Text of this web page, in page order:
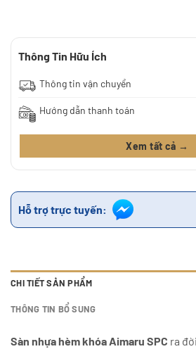
Thông Tin Hữu Ích
Thông tin vận chuyển
Hướng dẫn thanh toán
Xem tất cả →
Hỗ trợ trực tuyến:
CHI TIẾT SẢN PHẨM
THÔNG TIN BỔ SUNG
Sàn nhựa hèm khóa Aimaru SPC ra